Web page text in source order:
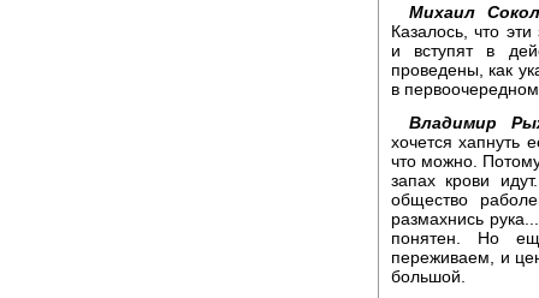
Михаил
Казалось, что
и вступят в
проведены, как
в
Владимир
хочется хапнуть
что можно.
запах крови
общество
размахнись
понятен. Но
переживаем, и
большой.